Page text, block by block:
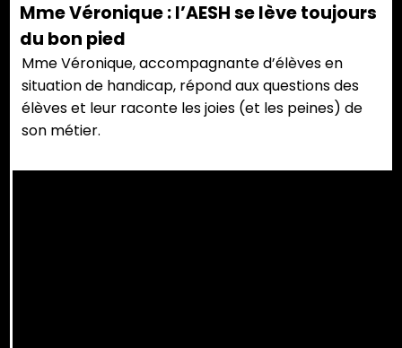
Mme Véronique : l’AESH se lève toujours
du bon pied
Mme Véronique, accompagnante d’élèves en
situation de handicap, répond aux questions des
élèves et leur raconte les joies (et les peines) de
son métier.